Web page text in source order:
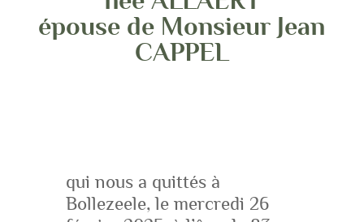
épouse de Monsieur Jean
CAPPEL
qui nous a quittés à
Bollezeele, le mercredi 26